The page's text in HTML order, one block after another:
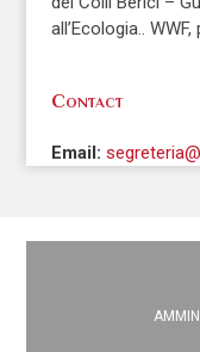
all’Ecologia.. WWF,
Contact
Email: